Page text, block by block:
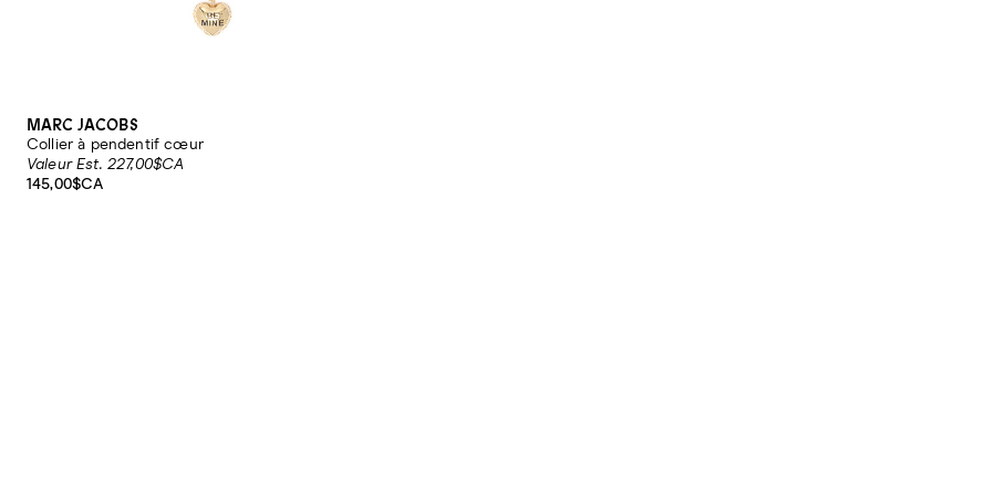
MARC JACOBS
Collier à pendentif cœur
Valeur Est. 227,00$CA
145,00$CA